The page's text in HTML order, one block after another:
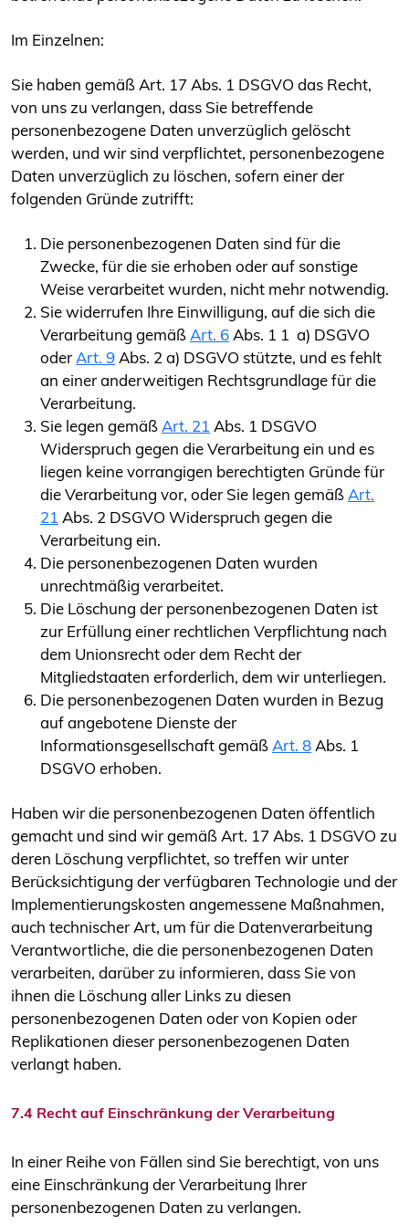
Im Einzelnen:
Sie haben gemäß Art. 17 Abs. 1 DSGVO das Recht,
von uns zu verlangen, dass Sie betreffende
personenbezogene Daten unverzüglich gelöscht
werden, und wir sind verpflichtet, personenbezogene
Daten unverzüglich zu löschen, sofern einer der
folgenden Gründe zutrifft:
Die personenbezogenen Daten sind für die
Zwecke, für die sie erhoben oder auf sonstige
Weise verarbeitet wurden, nicht mehr notwendig.
Sie widerrufen Ihre Einwilligung, auf die sich die
Verarbeitung gemäßArt. 6Abs. 1 1 a) DSGVO
oderArt. 9Abs. 2 a) DSGVO stützte, und es fehlt
an einer anderweitigen Rechtsgrundlage für die
Verarbeitung.
Sie legen gemäßArt. 21 Abs. 1 DSGVO
Widerspruch gegen die Verarbeitung ein und es
liegen keine vorrangigen berechtigten Gründe für
die Verarbeitung vor, oder Sie legen gemäßArt.
21 Abs. 2 DSGVO Widerspruch gegen die
Verarbeitung ein.
Die personenbezogenen Daten wurden
unrechtmäßig verarbeitet.
Die Löschung der personenbezogenen Daten ist
zur Erfüllung einer rechtlichen Verpflichtung nach
dem Unionsrecht oder dem Recht der
Mitgliedstaaten erforderlich, dem wir unterliegen.
Die personenbezogenen Daten wurden in Bezug
auf angebotene Dienste der
Informationsgesellschaft gemäßArt. 8Abs. 1
DSGVO erhoben.
Haben wir die personenbezogenen Daten öffentlich
gemacht und sind wir gemäß Art. 17 Abs. 1 DSGVO zu
deren Löschung verpflichtet, so treffen wir unter
Berücksichtigung der verfügbaren Technologie und der
Implementierungskosten angemessene Maßnahmen,
auch technischer Art, um für die Datenverarbeitung
Verantwortliche, die die personenbezogenen Daten
verarbeiten, darüber zu informieren, dass Sie von
ihnen die Löschung aller Links zu diesen
personenbezogenen Daten oder von Kopien oder
Replikationen dieser personenbezogenen Daten
verlangt haben.
7.4 Recht auf Einschränkung der Verarbeitung
In einer Reihe von Fällen sind Sie berechtigt, von uns
eine Einschränkung der Verarbeitung Ihrer
personenbezogenen Daten zu verlangen.